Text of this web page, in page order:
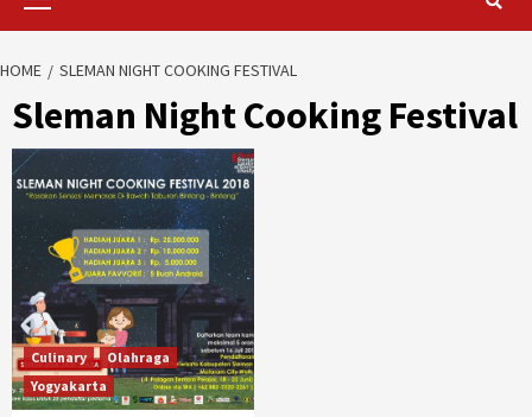
HOME SLEMAN NIGHT COOKING FESTIVAL
Sleman Night Cooking Festival
Culinary
Olahraga
Yogyakarta